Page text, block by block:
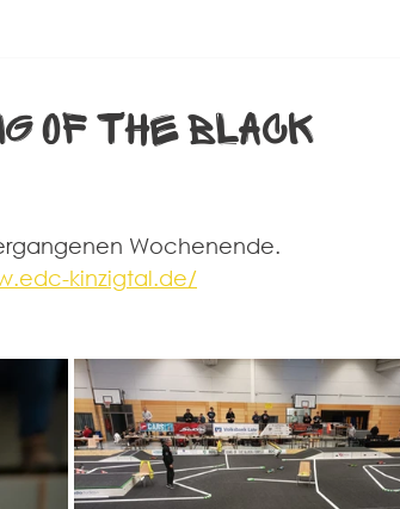
Of The Black
Wochenende.
kinzigtal.de/